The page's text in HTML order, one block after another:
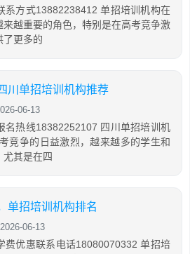
系方式13882238412 单招培训机构在
来越重要的角色，特别是在高考竞争激
了更多的
川单招培训机构推荐
06-13
名热线18382252107 四川单招培训机
竞争的日益激烈，越来越多的学生和
尤其是在四
单招培训机构排名
06-13
费优惠联系电话18080070332 单招培